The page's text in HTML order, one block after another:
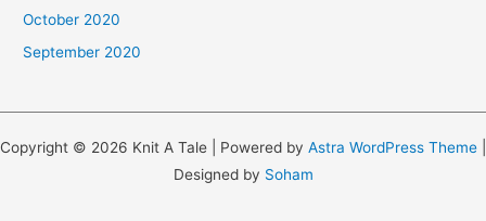
October 2020
September 2020
Copyright © 2026 Knit A Tale | Powered by Astra WordPress Theme
Designed by Soham